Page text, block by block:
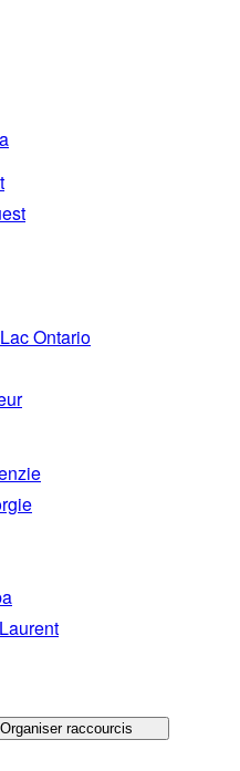
Ontario
Organiser raccourcis